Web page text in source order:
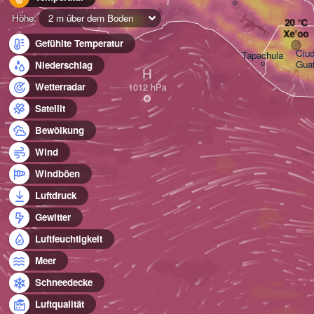
Höhe:
2 m über dem Boden
Gefühlte Temperatur
Niederschlag
Wetterradar
Satellit
Bewölkung
Wind
Windböen
Luftdruck
Gewitter
Luftfeuchtigkeit
Meer
Schneedecke
Luftqualität
Tapachula
Xe’oo
H